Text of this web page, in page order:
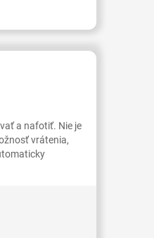
a nafotiť. Nie je
vrátenia,